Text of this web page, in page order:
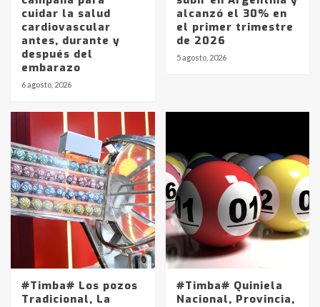
cuidar la salud
cardiovascular
antes, durante y
después del
embarazo
6 agosto, 2026
alcanzó el 30% en
el primer trimestre
de 2026
5 agosto, 2026
#Timba# Los pozos
Tradicional, La
#Timba# Quiniela
Nacional, Provincia,